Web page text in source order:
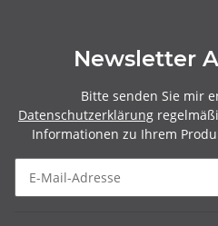
Newsletter
Bitte senden Sie mir
Datenschutzerklärung
Informationen zu Ihrem